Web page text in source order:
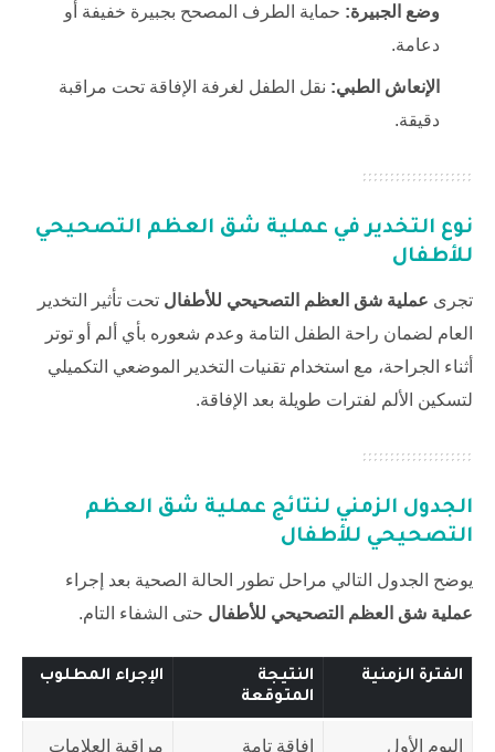
وضع الجبيرة: حماية الطرف المصحح بجبيرة خفيفة أو
دعامة.
الإنعاش الطبي: نقل الطفل لغرفة الإفاقة تحت مراقبة
دقيقة.
نوع التخدير في عملية شق العظم التصحيحي
للأطفال
تجرى عملية شق العظم التصحيحي للأطفال تحت تأثير التخدير
العام لضمان راحة الطفل التامة وعدم شعوره بأي ألم أو توتر
أثناء الجراحة، مع استخدام تقنيات التخدير الموضعي التكميلي
لتسكين الألم لفترات طويلة بعد الإفاقة.
الجدول الزمني لنتائج عملية شق العظم
التصحيحي للأطفال
يوضح الجدول التالي مراحل تطور الحالة الصحية بعد إجراء
عملية شق العظم التصحيحي للأطفال حتى الشفاء التام.
الفترة الزمنية
النتيجة
المتوقعة
الإجراء المطلوب
اليوم الأول إفاقة تامة مراقبة العلامات